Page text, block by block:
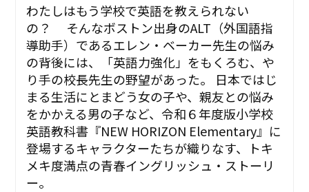
わたしはもう学校で英語を教えられない
の？ そんなボストン出身のALT（外国語指
導助手）であるエレン・ベーカー先生の悩み
の背後には、「英語力強化」をもくろむ、や
り手の校長先生の野望があった。 日本ではじ
まる生活にとまどう女の子や、親友との悩み
をかかえる男の子など、令和６年度版小学校
英語教科書『NEW HORIZON Elementary』に
登場するキャラクターたちが織りなす、トキ
メキ度満点の青春イングリッシュ・ストーリ
ー。